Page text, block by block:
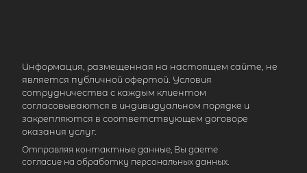
Информация, размещенная на настоящем сайте, не
является публичной офертой. Условия
сотрудничества с каждым клиентом
согласовываются в индивидуальном порядке и
закрепляются в соответствующем договоре
оказания услуг.
Отправляя контактные данные, Вы даете
согласие на обработку персональных данных.